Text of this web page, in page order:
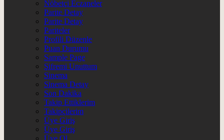
Nöbetçi Eczaneler
Parite Detay
Parite Detay
Pariteler
Profili Düzenle
Puan Durumu
Sample Page
Şifremi Unuttum
Sinema
Sinema Detay
Son Dakika
Takip Ettiklerim
Takipçilerim
Üye Giriş
Üye Giriş
Üye Ol